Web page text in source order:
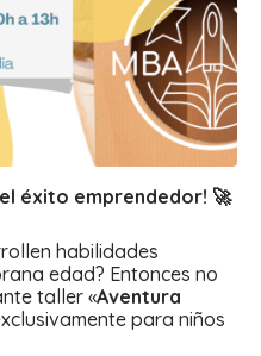
éxito emprendedor! 🚀
habilidades
edad? Entonces no
taller «Aventura
para niños